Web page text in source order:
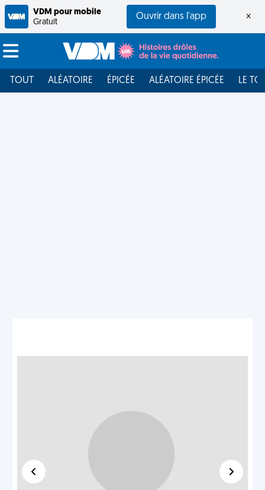
VDM pour mobile
Gratuit
Ouvrir dans l'app ×
TOUT ALÉATOIRE ÉPICÉE ALÉATOIRE ÉPICÉE LE